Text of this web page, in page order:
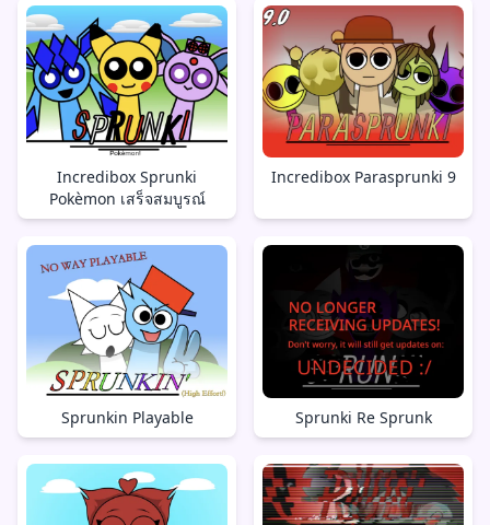
Incredibox Sprunki
Pokèmon เสร็จสมบูรณ์
Incredibox Parasprunki 9
Sprunkin Playable Sprunki Re Sprunk